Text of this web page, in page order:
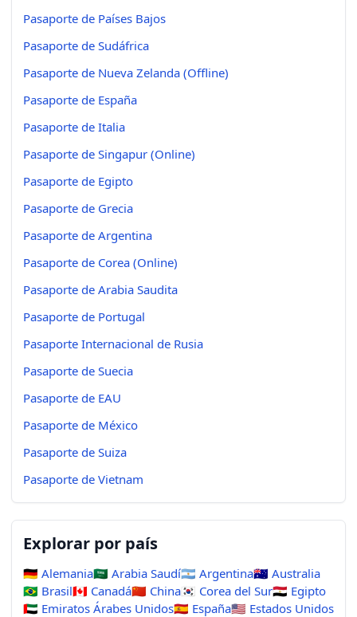
Pasaporte de Países Bajos
Pasaporte de Sudáfrica
Pasaporte de Nueva Zelanda (Offline)
Pasaporte de España
Pasaporte de Italia
Pasaporte de Singapur (Online)
Pasaporte de Egipto
Pasaporte de Grecia
Pasaporte de Argentina
Pasaporte de Corea (Online)
Pasaporte de Arabia Saudita
Pasaporte de Portugal
Pasaporte Internacional de Rusia
Pasaporte de Suecia
Pasaporte de EAU
Pasaporte de México
Pasaporte de Suiza
Pasaporte de Vietnam
Explorar por país
🇩🇪 Alemania🇸🇦 Arabia Saudí🇦🇷 Argentina🇦🇺 Australia
🇧🇷 Brasil🇨🇦 Canadá🇨🇳 China🇰🇷 Corea del Sur🇪🇬 Egipto
🇦🇪 Emiratos Árabes Unidos🇪🇸 España🇺🇸 Estados Unidos